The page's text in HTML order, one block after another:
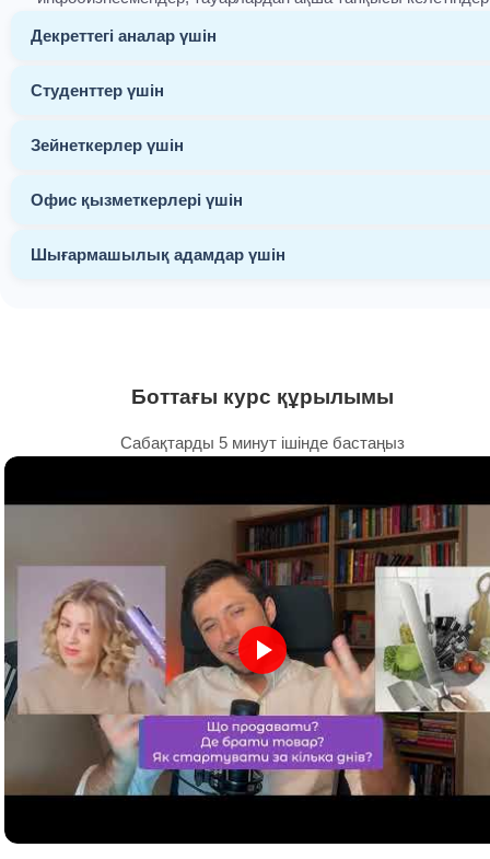
Декреттегі аналар үшін
Студенттер үшін
Зейнеткерлер үшін
Офис қызметкерлері үшін
Шығармашылық адамдар үшін
Боттағы курс құрылымы
Сабақтарды 5 минут ішінде бастаңыз